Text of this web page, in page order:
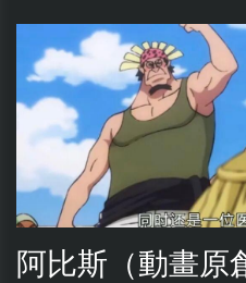
阿比斯（動畫原